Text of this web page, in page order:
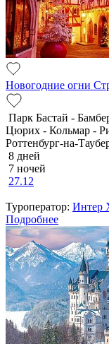
Новогодние огни
Парк Бастай -
Цюрих - Кольмар -
Роттенбург-на-
8 дней
7 ночей
27.12
Туроператор: Интер
Подробнее